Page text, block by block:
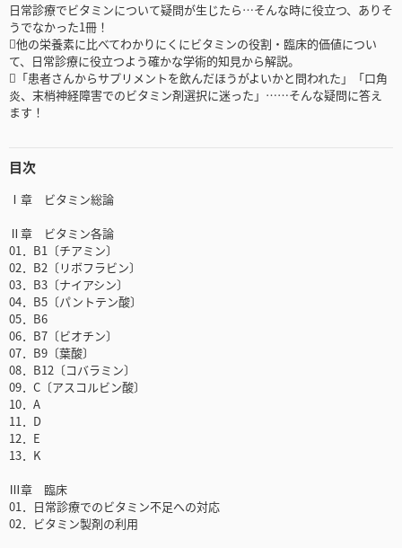
日常診療でビタミンについて疑問が生じたら…そんな時に役立つ、ありそ
うでなかった1冊！
他の栄養素に比べてわかりにくにビタミンの役割・臨床的価値につい
て、日常診療に役立つよう確かな学術的知見から解説。
「患者さんからサプリメントを飲んだほうがよいかと問われた」「口角
炎、末梢神経障害でのビタミン剤選択に迷った」……そんな疑問に答え
ます！
目次
Ⅰ章 ビタミン総論
Ⅱ章 ビタミン各論
01．B1〔チアミン〕
02．B2〔リボフラビン〕
03．B3〔ナイアシン〕
04．B5〔パントテン酸〕
05．B6
06．B7〔ビオチン〕
07．B9〔葉酸〕
08．B12〔コバラミン〕
09．C〔アスコルビン酸〕
10．A
11．D
12．E
13．K
Ⅲ章 臨床
01．日常診療でのビタミン不足への対応
02．ビタミン製剤の利用